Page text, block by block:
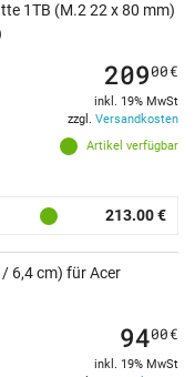
1TB (M.2 22 x 80 mm)
Artikel verfügbar
20900€
inkl. 19% MwSt
zzgl. Versandkosten
213.00 €
6,4 cm) für Acer
9400€
inkl. 19% MwSt